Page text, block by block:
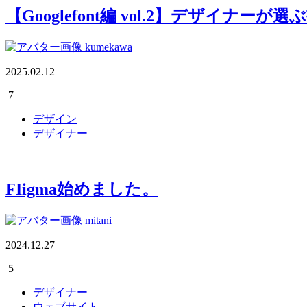
【Googlefont編 vol.2】デザイナーが選
kumekawa
2025.02.12
7
デザイン
デザイナー
FIigma始めました。
mitani
2024.12.27
5
デザイナー